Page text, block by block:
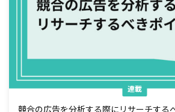
連載
競合の広告を分析する際にリサーチする